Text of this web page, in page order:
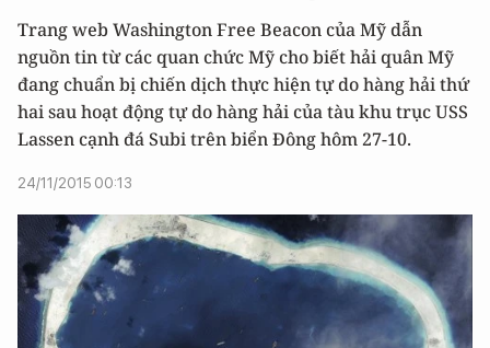
Trang web Washington Free Beacon của Mỹ dẫn
nguồn tin từ các quan chức Mỹ cho biết hải quân Mỹ
đang chuẩn bị chiến dịch thực hiện tự do hàng hải thứ
hai sau hoạt động tự do hàng hải của tàu khu trục USS
Lassen cạnh đá Subi trên biển Đông hôm 27-10.
24/11/2015 00:13